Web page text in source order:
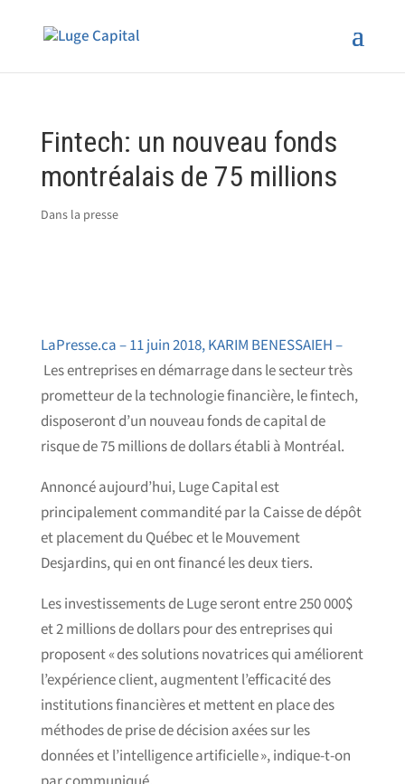
Fintech: un nouveau fonds
montréalais de 75 millions
Dans la presse
LaPresse.ca – 11 juin 2018, KARIM BENESSAIEH –
Les entreprises en démarrage dans le secteur très
prometteur de la technologie financière, le fintech,
disposeront d’un nouveau fonds de capital de
risque de 75 millions de dollars établi à Montréal.
Annoncé aujourd’hui, Luge Capital est
principalement commandité par la Caisse de dépôt
et placement du Québec et le Mouvement
Desjardins, qui en ont financé les deux tiers.
Les investissements de Luge seront entre 250 000$
et 2 millions de dollars pour des entreprises qui
proposent « des solutions novatrices qui améliorent
l’expérience client, augmentent l’efficacité des
institutions financières et mettent en place des
méthodes de prise de décision axées sur les
données et l’intelligence artificielle », indique-t-on